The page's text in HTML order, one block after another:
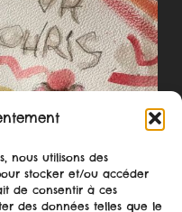
nous utilisons des
stocker et/ou accéder
de consentir à ces
des données telles que le